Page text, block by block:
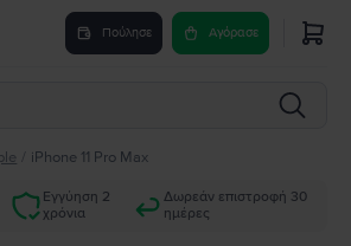
Πούλησε Αγόρασε
iPhone 11 Pro Max
Εγγύηση 2
χρόνια
Δωρεάν επιστροφή 30
ημέρες